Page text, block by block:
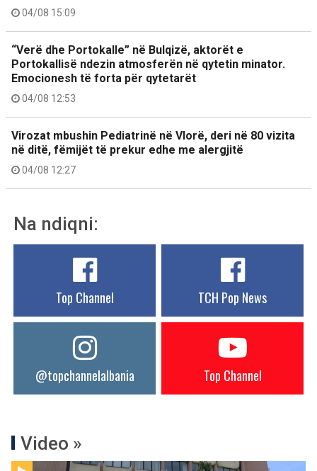
04/08 15:09
“Verë dhe Portokalle” në Bulqizë, aktorët e
Portokallisë ndezin atmosferën në qytetin minator.
Emocionesh të forta për qytetarët
04/08 12:53
Virozat mbushin Pediatrinë në Vlorë, deri në 80 vizita
në ditë, fëmijët të prekur edhe me alergjitë
04/08 12:27
Na ndiqni:
Top Channel TCH Pop News
@topchannelalbania Top Channel
Video »